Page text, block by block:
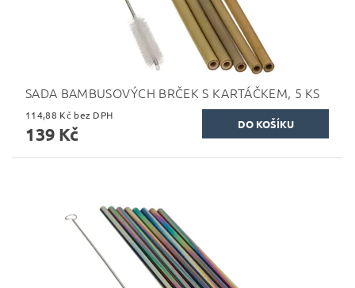
SADA BAMBUSOVÝCH BRČEK S KARTÁČKEM, 5 KS
114,88 Kč bez DPH
139 Kč